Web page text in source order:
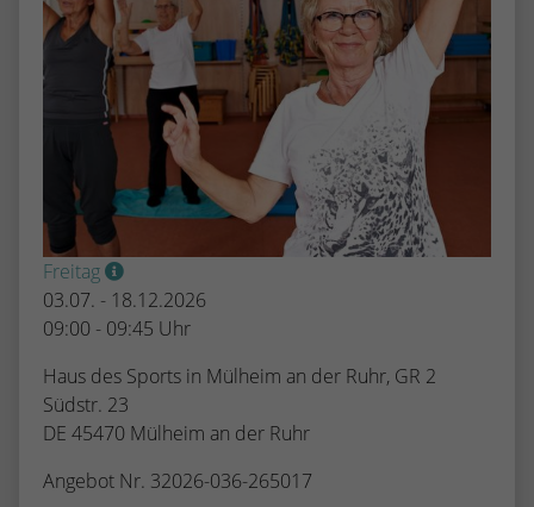
Freitag
03.07. - 18.12.2026
09:00 - 09:45 Uhr
Haus des Sports in Mülheim an der Ruhr, GR 2
Südstr. 23
DE 45470 Mülheim an der Ruhr
Angebot Nr. 32026-036-265017